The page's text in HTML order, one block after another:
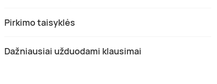
Pirkimo taisyklės
Dažniausiai užduodami klausimai